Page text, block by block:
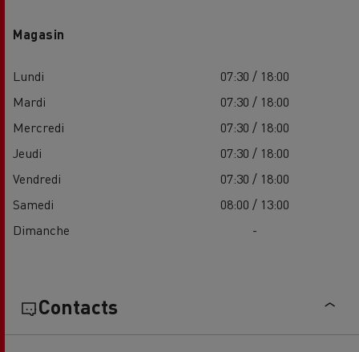
Magasin
Lundi
07:30 / 18:00
Mardi
07:30 / 18:00
Mercredi
07:30 / 18:00
Jeudi
07:30 / 18:00
Vendredi
07:30 / 18:00
Samedi
08:00 / 13:00
Dimanche
-
Contacts